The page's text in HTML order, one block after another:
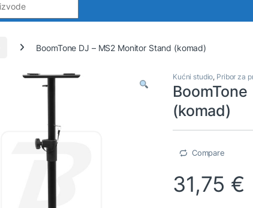
BoomTone DJ – MS2 Monitor Stand (komad)
Kućni studio, Pribor za
(komad)
Compare
31,75 €